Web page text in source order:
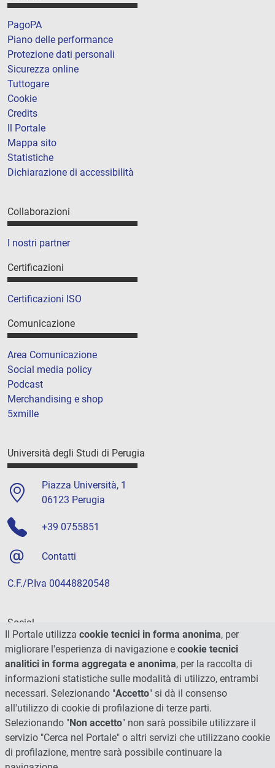
PagoPA
Piano delle performance
Protezione dati personali
Sicurezza online
Tuttogare
Cookie
Credits
Il Portale
Mappa sito
Statistiche
Dichiarazione di accessibilità
Collaborazioni
I nostri partner
Certificazioni
Certificazioni ISO
Comunicazione
Area Comunicazione
Social media policy
Podcast
Merchandising e shop
5xmille
Università degli Studi di Perugia
Piazza Università, 1
06123 Perugia
+39 0755851
Contatti
C.F./P.Iva 00448820548
Social
Il Portale utilizza cookie tecnici in forma anonima, per
migliorare l'esperienza di navigazione e cookie tecnici
analitici in forma aggregata e anonima, per la raccolta di
informazioni statistiche sulle modalità di utilizzo, entrambi
necessari. Selezionando "Accetto" si dà il consenso
all'utilizzo di cookie di profilazione di terze parti.
Selezionando "Non accetto" non sarà possibile utilizzare il
servizio "Cerca nel Portale" o altri servizi che utilizzano cookie
di profilazione, mentre sarà possibile continuare la